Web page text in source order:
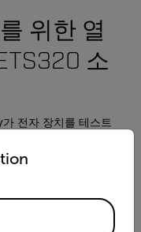
위한 열
소
전자 장치를 테스트
만드는 방법에 대해
from the